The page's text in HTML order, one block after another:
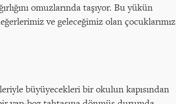
omuzlarında taşıyor. Bu yükün
ve geleceğimiz olan çocuklarımız
büyüyecekleri bir okulun kapısından